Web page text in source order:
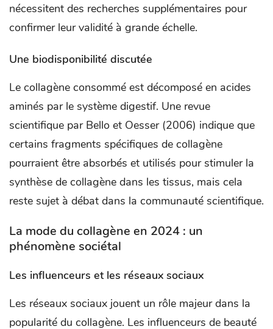
nécessitent des recherches supplémentaires pour
confirmer leur validité à grande échelle.
Une biodisponibilité discutée
Le collagène consommé est décomposé en acides
aminés par le système digestif. Une revue
scientifique par Bello et Oesser (2006) indique que
certains fragments spécifiques de collagène
pourraient être absorbés et utilisés pour stimuler la
synthèse de collagène dans les tissus, mais cela
reste sujet à débat dans la communauté scientifique.
La mode du collagène en 2024 : un
phénomène sociétal
Les influenceurs et les réseaux sociaux
Les réseaux sociaux jouent un rôle majeur dans la
popularité du collagène. Les influenceurs de beauté